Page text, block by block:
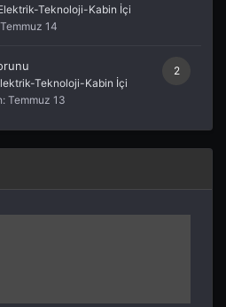
Teknoloji-Kabin İçi
Temmuz 14
2
Teknoloji-Kabin İçi
Temmuz 13